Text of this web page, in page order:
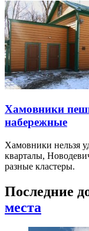
Хамовники
набережные
Хамовники нельзя
кварталы,
разные кластеры.
Последние
места